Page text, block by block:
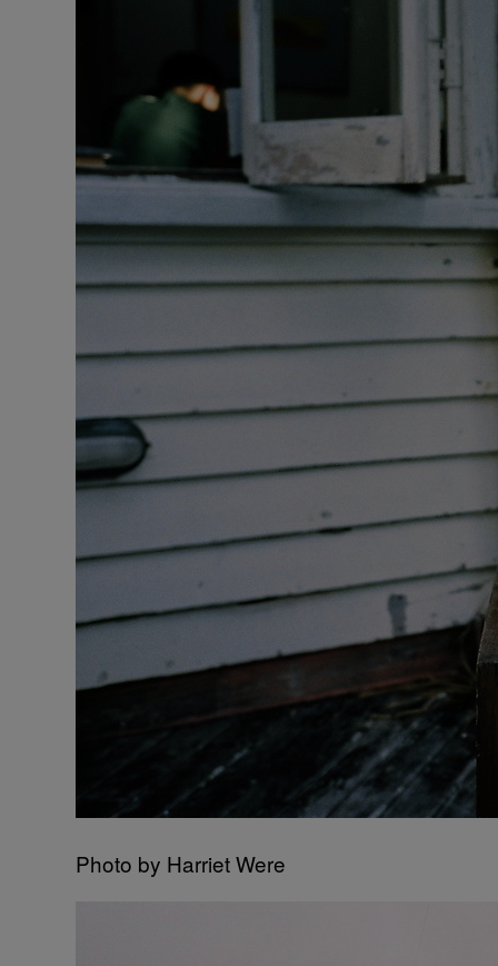
Photo by Harriet Were